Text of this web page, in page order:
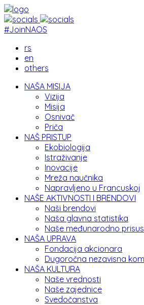
#JoinNAOS
rs
en
others
NAŠA MISIJA
Vizija
Misija
Osnivač
Priča
NAŠ PRISTUP
Ekobiologija
Istraživanje
Inovacije
Mreža naučnika
Napravljeno u Francuskoj
NAŠE AKTIVNOSTI I BRENDOVI
Naši brendovi
Naša glavna statistika
Naše međunarodno
NAŠA UPRAVA
Fondacija akcionara
Dugoročna nezavisna
NAŠA KULTURA
Naše vrednosti
Naše zajednice
Svedočanstva